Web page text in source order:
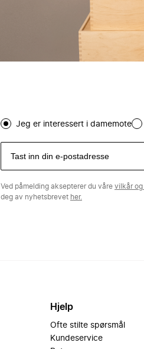
Jeg er interessert i damemote
Ved påmelding aksepterer du våre vilkår og
deg av nyhetsbrevet her.
Hjelp
Ofte stilte spørsmål
Kundeservice